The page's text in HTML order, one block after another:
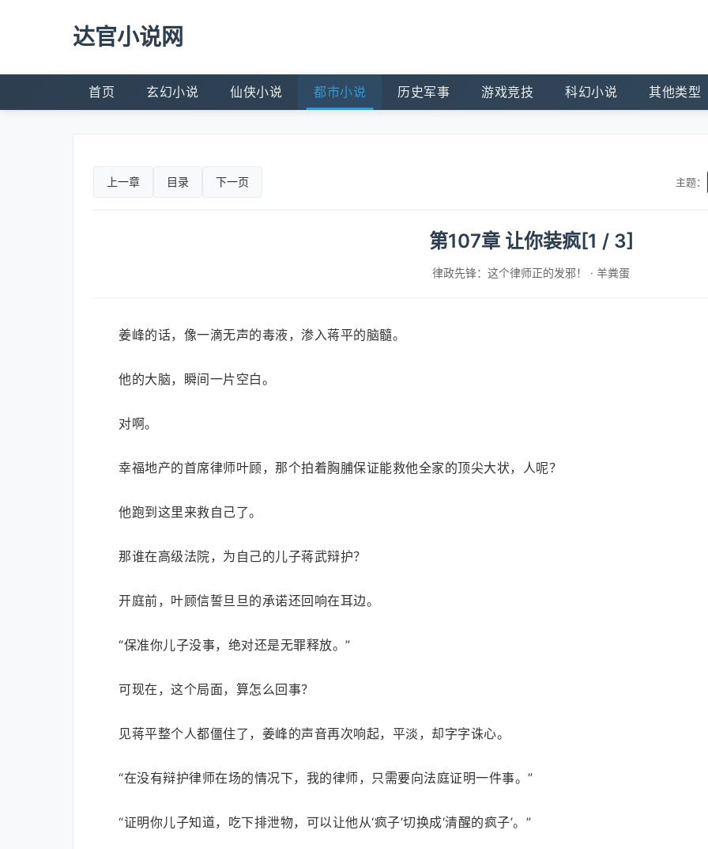
达官小说网
首页 玄幻小说 仙侠小说 都市小说 历史军事 游戏竞技 科幻小说 其他类型
上一章 目录 下一页 主题：
第107章 让你装疯[1 / 3]
律政先锋：这个律师正的发邪！ · 羊粪蛋
姜峰的话，像一滴无声的毒液，渗入蒋平的脑髓。
他的大脑，瞬间一片空白。
对啊。
幸福地产的首席律师叶顾，那个拍着胸脯保证能救他全家的顶尖大状，人呢？
他跑到这里来救自己了。
那谁在高级法院，为自己的儿子蒋武辩护？
开庭前，叶顾信誓旦旦的承诺还回响在耳边。
“保准你儿子没事，绝对还是无罪释放。”
可现在，这个局面，算怎么回事？
见蒋平整个人都僵住了，姜峰的声音再次响起，平淡，却字字诛心。
“在没有辩护律师在场的情况下，我的律师，只需要向法庭证明一件事。”
“证明你儿子知道，吃下排泄物，可以让他从‘疯子’切换成‘清醒的疯子’。”